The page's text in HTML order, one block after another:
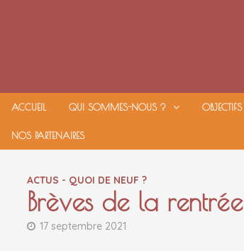
ACCUEIL QUI SOMMES-NOUS ? OBJECTIFS
NOS PARTENAIRES
ACTUS - QUOI DE NEUF ?
Brèves de la rentrée
17 septembre 2021